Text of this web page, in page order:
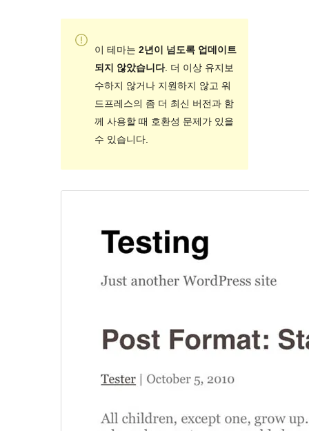
이 테마는 2년이 넘도록 업데이트
되지 않았습니다. 더 이상 유지보
수하지 않거나 지원하지 않고 워
드프레스의 좀 더 최신 버전과 함
께 사용할 때 호환성 문제가 있을
수 있습니다.